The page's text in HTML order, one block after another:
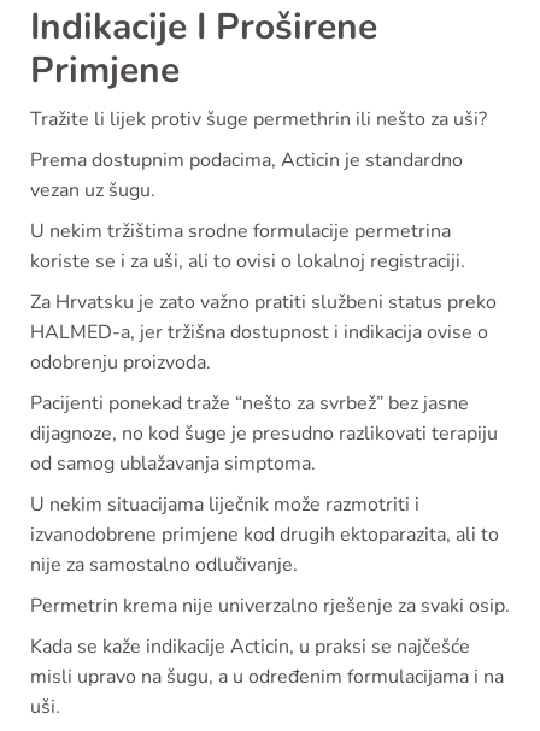
Indikacije I Proširene
Primjene
Tražite li lijek protiv šuge permethrin ili nešto za uši?
Prema dostupnim podacima, Acticin je standardno
vezan uz šugu.
U nekim tržištima srodne formulacije permetrina
koriste se i za uši, ali to ovisi o lokalnoj registraciji.
Za Hrvatsku je zato važno pratiti službeni status preko
HALMED-a, jer tržišna dostupnost i indikacija ovise o
odobrenju proizvoda.
Pacijenti ponekad traže “nešto za svrbež” bez jasne
dijagnoze, no kod šuge je presudno razlikovati terapiju
od samog ublažavanja simptoma.
U nekim situacijama liječnik može razmotriti i
izvanodobrene primjene kod drugih ektoparazita, ali to
nije za samostalno odlučivanje.
Permetrin krema nije univerzalno rješenje za svaki osip.
Kada se kaže indikacije Acticin, u praksi se najčešće
misli upravo na šugu, a u određenim formulacijama i na
uši.